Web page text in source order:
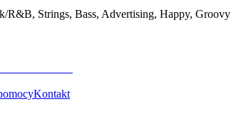
R&B, Strings, Bass, Advertising, Happy, Groovy
Kontakt